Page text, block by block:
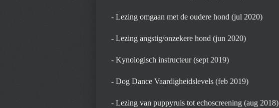
- Lezing omgaan met de oudere hond (jul 2020)
- Lezing angstig/onzekere hond (jun 2020)
- Kynologisch instructeur (sept 2019)
- Dog Dance Vaardigheidslevels (feb 2019)
- Lezing van puppyruis tot echoscreening (aug 2018)